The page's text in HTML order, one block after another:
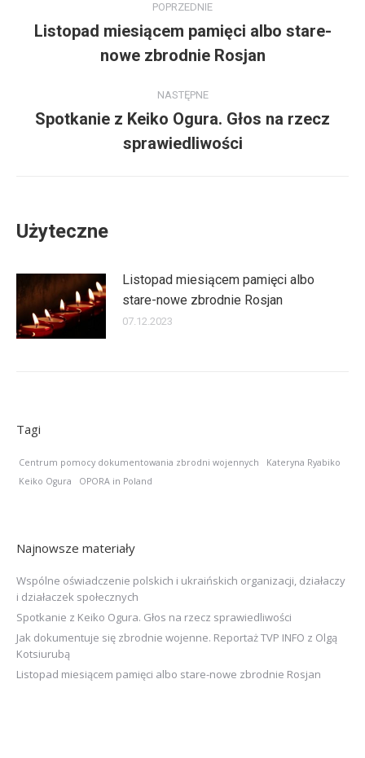
wpisów
POPRZEDNIE
Poprzedni
wpis:
Listopad miesiącem pamięci albo stare-
nowe zbrodnie Rosjan
NASTĘPNE
Następny
wpis:
Spotkanie z Keiko Ogura. Głos na rzecz
sprawiedliwości
Użyteczne
Listopad miesiącem pamięci albo
stare-nowe zbrodnie Rosjan
07.12.2023
Tagi
Centrum pomocy dokumentowania zbrodni wojennych
Kateryna Ryabiko
Keiko Ogura
OPORA in Poland
Najnowsze materiały
Wspólne oświadczenie polskich i ukraińskich organizacji, działaczy
i działaczek społecznych
Spotkanie z Keiko Ogura. Głos na rzecz sprawiedliwości
Jak dokumentuje się zbrodnie wojenne. Reportaż TVP INFO z Olgą
Kotsiurubą
Listopad miesiącem pamięci albo stare-nowe zbrodnie Rosjan